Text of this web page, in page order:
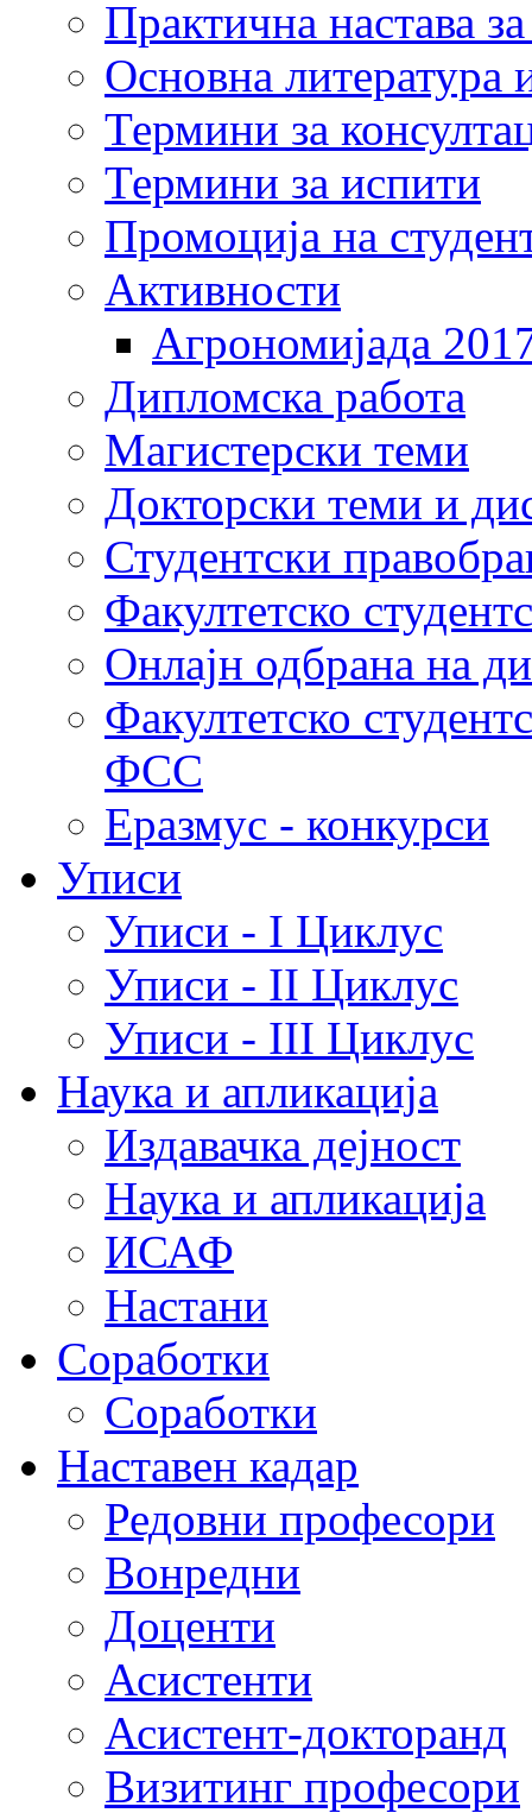
Практична настава
Основна литература
Термини за
Термини за испити
Промоција на
Активности
Агрономијада
Дипломска работа
Магистерски теми
Докторски теми и
Студентски
Факултетско
Онлајн одбрана на
Факултетско
ФСС
Еразмус - конкурси
Уписи
Уписи - I Циклус
Уписи - II Циклус
Уписи - III Циклус
Наука и апликација
Издавачка дејност
Наука и апликација
ИСАФ
Настани
Соработки
Соработки
Наставен кадар
Редовни професори
Вонредни
Доценти
Асистенти
Асистент-докторанд
Визитинг професори